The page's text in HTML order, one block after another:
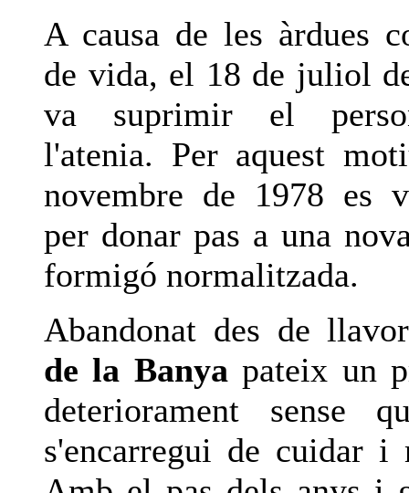
A causa de les àrdues
de vida, el 18 de juliol
va suprimir el
l'atenia. Per aquest
novembre de 1978 es
per donar pas a una
formigó normalitzada.
Abandonat des de
de la Banyapateix un
deteriorament sense
s'encarregui de cuidar i